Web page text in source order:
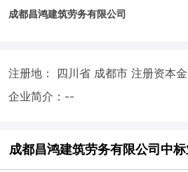
成都昌鸿建筑劳务有限公司
注册地： 四川省 成都市 注册资本
企业简介：--
成都昌鸿建筑劳务有限公司中